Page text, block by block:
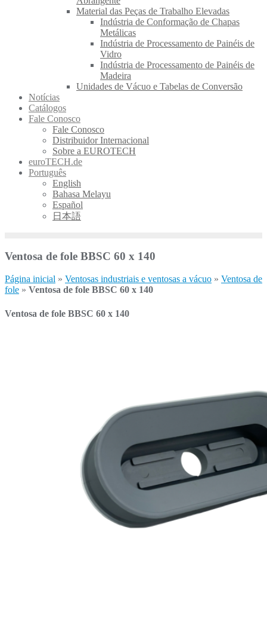
Material das Peças de Trabalho Elevadas
Indústria de Conformação de Chapas
Metálicas
Indústria de Processamento de Painéis de
Vidro
Indústria de Processamento de Painéis de
Madeira
Unidades de Vácuo e Tabelas de Conversão
Notícias
Catálogos
Fale Conosco
Fale Conosco
Distribuidor Internacional
Sobre a EUROTECH
euroTECH.de
Português
English
Bahasa Melayu
Español
日本語
Ventosa de fole BBSC 60 x 140
Página inicial » Ventosas industriais e ventosas a vácuo » Ventosa de
fole » Ventosa de fole BBSC 60 x 140
Ventosa de fole BBSC 60 x 140